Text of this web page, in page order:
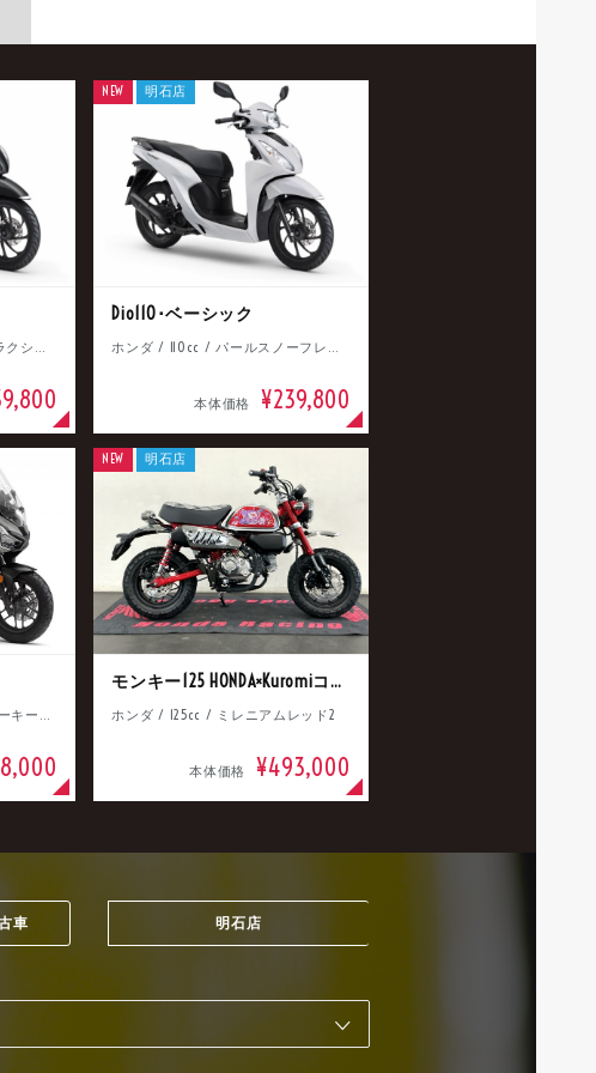
ホンダ / 110cc / マットギャラクシーブラックメタリック
Dio110･ベーシック
ホンダ / 110cc / パールスノーフレークホワイト
本体価格 ¥239,800
NEW 明石店
ホンダ / 160cc / パールスモーキーグレー
モンキー125 HONDA×Kuromiコラボ
ホンダ / 125cc / ミレニアムレッド2
本体価格 ¥493,000
NEW 明石店
車 明石店